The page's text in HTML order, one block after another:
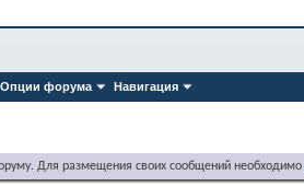
Опции форума Навигация
Для размещения своих сообщений необходимо